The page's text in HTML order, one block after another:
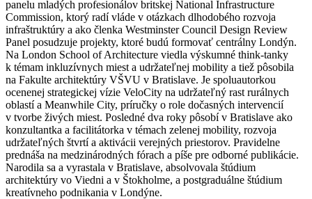
panelu mladých profesionálov britskej National Infrastructure
Commission, ktorý radí vláde v otázkach dlhodobého rozvoja
infraštruktúry a ako členka Westminster Council Design Review
Panel posudzuje projekty, ktoré budú formovať centrálny Londýn.
Na London School of Architecture viedla výskumné think-tanky
k témam inkluzívnych miest a udržateľnej mobility a tiež pôsobila
na Fakulte architektúry VŠVU v Bratislave. Je spoluautorkou
ocenenej strategickej vízie VeloCity na udržateľný rast rurálnych
oblastí a Meanwhile City, príručky o role dočasných intervencií
v tvorbe živých miest. Posledné dva roky pôsobí v Bratislave ako
konzultantka a facilitátorka v témach zelenej mobility, rozvoja
udržateľných štvrtí a aktivácii verejných priestorov. Pravidelne
prednáša na medzinárodných fórach a píše pre odborné publikácie.
Narodila sa a vyrastala v Bratislave, absolvovala štúdium
architektúry vo Viedni a v Štokholme, a postgraduálne štúdium
kreatívneho podnikania v Londýne.